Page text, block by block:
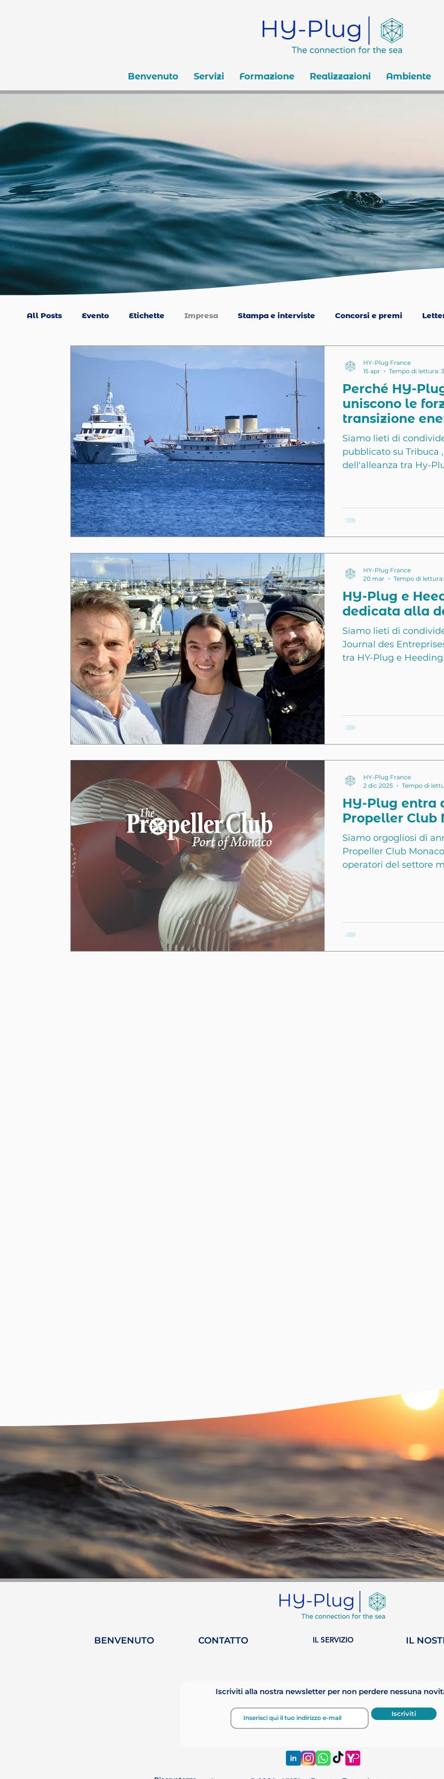
Benvenuto Servizi Formazione Realizzazioni Ambiente
All Posts Evento Etichette Impresa Stampa e interviste Concorsi e premi
Perché HY-
uniscono le
transizione
Siamo lieti di
pubblicato su Tribuca
dell'alleanza tra Hy-
strutturare soluzioni
competenze
HY-Plug France
15 apr
Tempo di lettura:
HY-Plug e
dedicata alla
Siamo lieti di
Journal des
tra HY-Plug e
Plug, del
HY-Plug France
20 mar
Tempo di
HY-Plug entra
Propeller Club
Siamo orgogliosi di
Propeller Club
operatori del settore
marzo presso
HY-Plug France
2 dic 2025
Tempo di
BENVENUTO CONTATTO IL SERVIZIO IL
Iscriviti alla nostra newsletter per non perdere nessuna
Iscriviti